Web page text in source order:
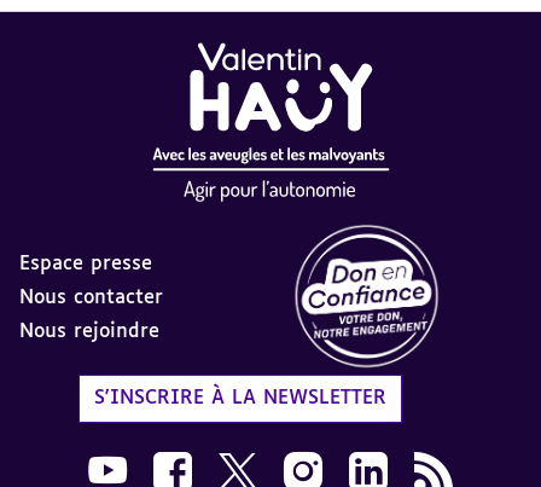
Espace presse
Nous contacter
Nous rejoindre
S'INSCRIRE À LA NEWSLETTER
Nous suivre sur Youtube AVH dans une
Nous suivre sur Facebook AVH dans
Nous suivre sur X AVH dans une
Nous suivre sur Instagram
Nous suivre sur
Flux RSS